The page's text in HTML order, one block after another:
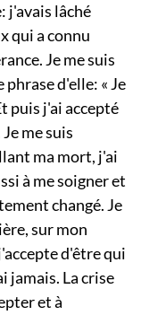
j'avais lâché
qui a connu
Je me suis
phrase d'elle: « Je
puis j'ai accepté
me suis
ma mort, j'ai
à me soigner et
changé. Je
sur mon
d'être qui
jamais. La crise
et à